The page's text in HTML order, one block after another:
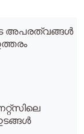
അപരത്വങ്ങള്‍